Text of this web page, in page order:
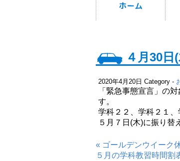
４月30
2020年4月20日 Category -
「緊急事態宣言」の
す。
学科２２、学科２１、
５月７日(木)に振り替
« ゴールデンウイーク
５月の学科教習時間割